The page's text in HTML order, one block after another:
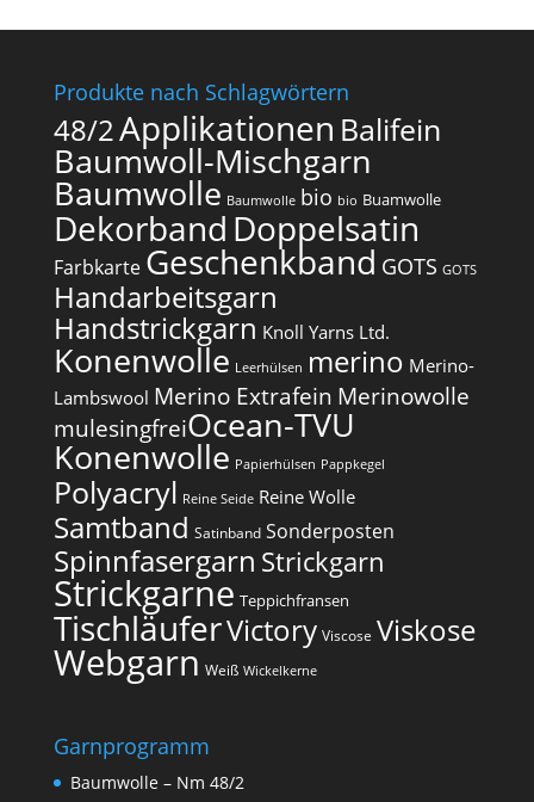
Produkte nach Schlagwörtern
48/2Applikationen Balifein
Baumwoll-Mischgarn
Baumwolle Baumwolle bio bio Buamwolle
Dekorband Doppelsatin
Farbkarte Geschenkband GOTS GOTS
Handarbeitsgarn
Handstrickgarn Knoll Yarns Ltd.
Konenwolle Leerhülsen merino Merino-
Lambswool Merino Extrafein Merinowolle
mulesingfrei​Ocean-TVU
Konenwolle Papierhülsen Pappkegel
Polyacryl Reine Seide Reine Wolle
Samtband Satinband Sonderposten
Spinnfasergarn Strickgarn
Strickgarne Teppichfransen
TischläuferVictory Viscose Viskose
Webgarn Weiß Wickelkerne
Garnprogramm
Baumwolle – Nm 48/2